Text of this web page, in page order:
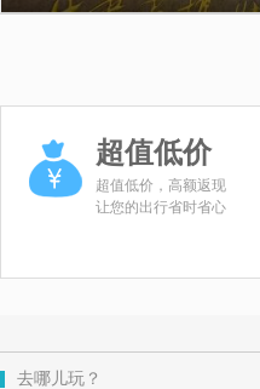
超值低价
超值低价，高额返现
让您的出行省时省心
去哪儿玩？